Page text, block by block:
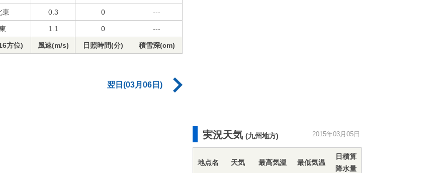
東 0.3 0 ---
1.1 0 ---
方位) 風速(m/s) 日照時間(分) 積雪深(cm)
翌日(03月06日)
実況天気 (九州地方) 2015年03月05日
地点名 天気 最高気温 最低気温
日積算
降水量